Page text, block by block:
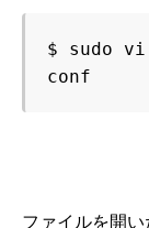
$ sudo
conf
ファイルを開い